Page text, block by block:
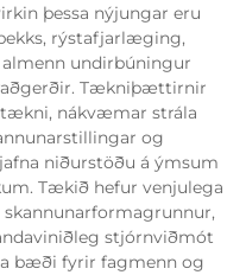
þessa nýjungar eru
rýstafjarlæging,
undirbúningur
Tækniþættirnir
nákvæmar strála
og
niðurstöðu á ýmsum
Tækið hefur venjulega
stjórnviðmót
bæði fyrir fagmenn og